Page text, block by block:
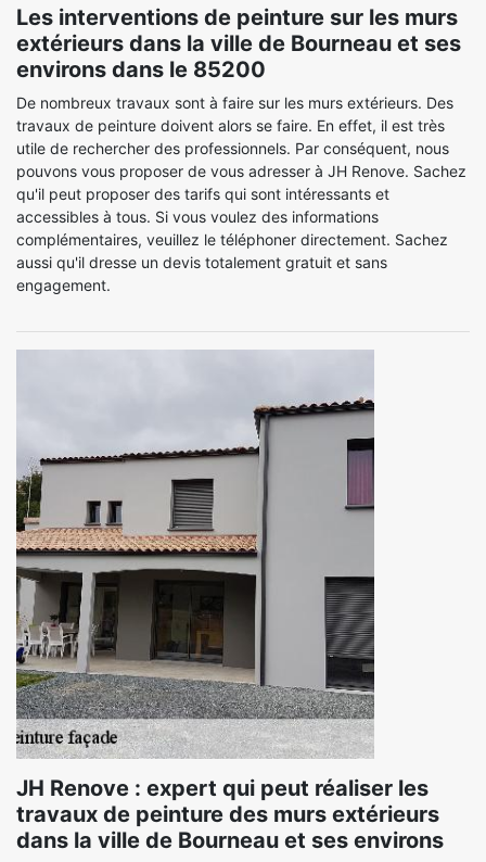
Les interventions de peinture sur les murs
extérieurs dans la ville de Bourneau et ses
environs dans le 85200
De nombreux travaux sont à faire sur les murs extérieurs. Des
travaux de peinture doivent alors se faire. En effet, il est très
utile de rechercher des professionnels. Par conséquent, nous
pouvons vous proposer de vous adresser à JH Renove. Sachez
qu'il peut proposer des tarifs qui sont intéressants et
accessibles à tous. Si vous voulez des informations
complémentaires, veuillez le téléphoner directement. Sachez
aussi qu'il dresse un devis totalement gratuit et sans
engagement.
JH Renove : expert qui peut réaliser les
travaux de peinture des murs extérieurs
dans la ville de Bourneau et ses environs